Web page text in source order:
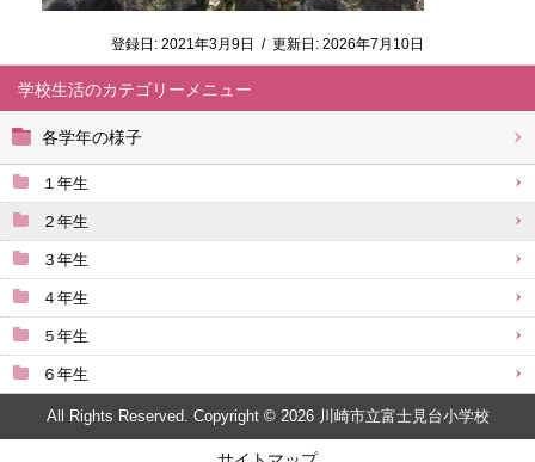
学校生活
各学年の様子
１年生
２年生
３年生
４年生
５年生
６年生
登録日: 2021年3月9日 / 更新日: 2026年7月10日
All Rights Reserved. Copyright © 2026 川崎市立富士見台小学校